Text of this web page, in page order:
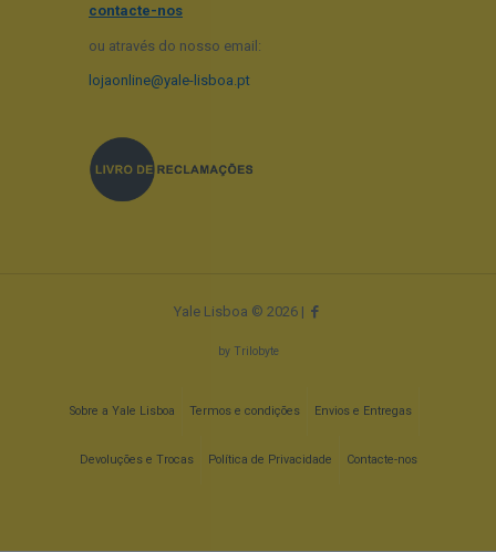
contacte-nos
ou através do nosso email:
lojaonline@yale-lisboa.pt
Yale Lisboa © 2026 |
by Trilobyte
Sobre a Yale Lisboa Termos e condições Envios e Entregas
Devoluções e Trocas Política de Privacidade Contacte-nos